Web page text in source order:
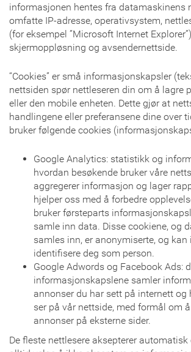
informasjonen hentes fra datamaskinens
omfatte IP-adresse, operativsystem,
(for eksempel ”Microsoft Internet
skjermoppløsning og avsendernettside.
“Cookies” er små informasjonskapsler
nettsiden spør nettleseren din om å lagre
eller den mobile enheten. Dette gjør at
handlingene eller preferansene dine over
bruker følgende cookies
Google Analytics: statistikk og
hvordan besøkende bruker våre
aggregerer informasjon og lager
hjelper oss med å forbedre
bruker førsteparts
samle inn data. Disse cookiene, og
samles inn, er anonymiserte, og kan
identifisere deg som person.
Google Adwords og Facebook Ads:
informasjonskapslene samler
annonser du har sett på internett og
ser på vår nettside, med formål om
annonser på eksterne sider.
De fleste nettlesere aksepterer automatisk